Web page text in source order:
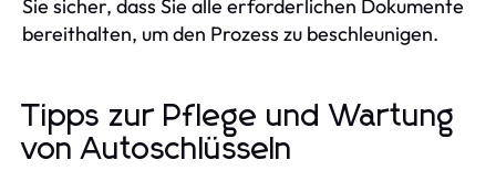
Sie sicher, dass Sie alle erforderlichen Dokumente
bereithalten, um den Prozess zu beschleunigen.
Tipps zur Pflege und Wartung
von Autoschlüsseln